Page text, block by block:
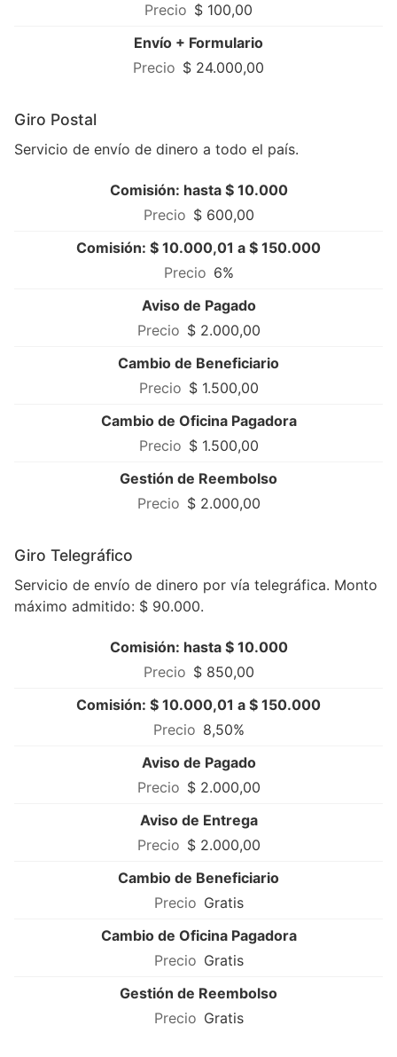
$ 100,00
Envío + Formulario
$ 24.000,00
Giro Postal
Servicio de envío de dinero a todo el país.
Comisión: hasta $ 10.000
$ 600,00
Comisión: $ 10.000,01 a $ 150.000
6%
Aviso de Pagado
$ 2.000,00
Cambio de Beneficiario
$ 1.500,00
Cambio de Oficina Pagadora
$ 1.500,00
Gestión de Reembolso
$ 2.000,00
Giro Telegráfico
Servicio de envío de dinero por vía telegráfica. Monto
máximo admitido: $ 90.000.
Comisión: hasta $ 10.000
$ 850,00
Comisión: $ 10.000,01 a $ 150.000
8,50%
Aviso de Pagado
$ 2.000,00
Aviso de Entrega
$ 2.000,00
Cambio de Beneficiario
Gratis
Cambio de Oficina Pagadora
Gratis
Gestión de Reembolso
Gratis